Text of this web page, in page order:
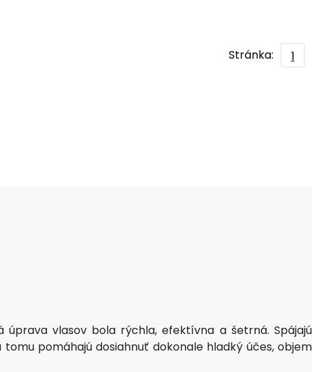
Stránka: 1
vlasov bola rýchla, efektívna a šetrná. Spájajú
pomáhajú dosiahnuť dokonale hladký účes, objem